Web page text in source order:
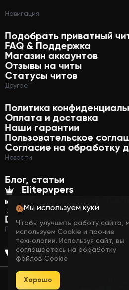
Навигация
Подобрать приватный
FAQ & Поддержка
Магазин аккаунтов
Отзывы на читы
Статусы читов
Другое
Политика
Оплата и доставка
Наши гарантии
Пользовательское
Согласие на обработку
Новости
Блог, статьи
Elitepvpers
Мы продаём на
Funpay
DMA-карты и
Подпишись на нас
Мы используем куки
Чтобы улучшить работу сайта,
используем Cookie и прочие
технологии. Используя сайт, вы
соглашаетесь на обработку
файлов Cookie
Хорошо